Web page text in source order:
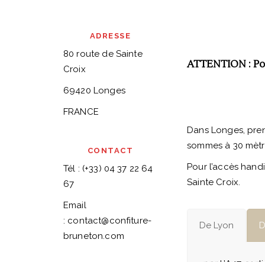
ADRESSE
80 route de Sainte
Croix
69420 Longes
FRANCE
CONTACT
Tél : (+33) 04 37 22 64
67
Email
: contact@confiture-
bruneton.com
ATTENTION :
Dans Longes,
sommes à 30
Pour l’accès
Sainte Croix.
De Lyon